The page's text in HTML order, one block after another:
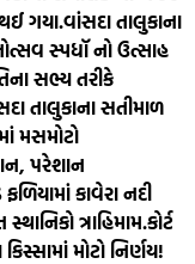
ગયા.વાંસદા તાલુકાના
સ્પધૉ નો ઉત્સાહ
સભ્ય તરીકે
તાલુકાના સતીમાળ
મસમોટો
પરેશાન
કાવેરા નદી
ત્રાહિમામ.કોર્ટ
મોટો નિર્ણય!